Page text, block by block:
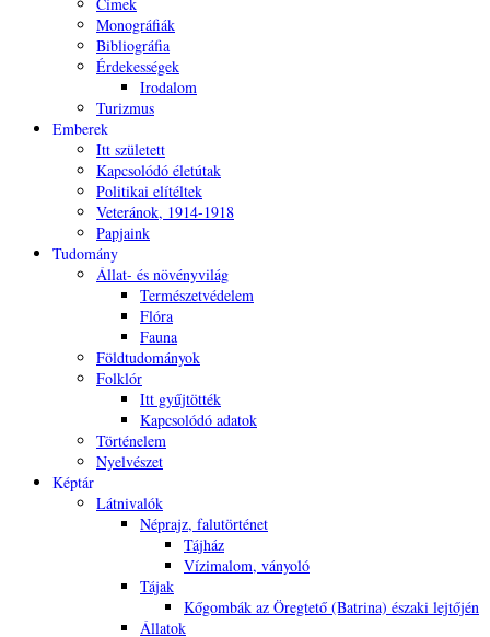
Monográfiák
Bibliográfia
Érdekességek
Irodalom
Turizmus
Emberek
Itt született
Kapcsolódó életútak
Politikai elítéltek
Veteránok, 1914-1918
Papjaink
Tudomány
Állat- és növényvilág
Természetvédelem
Flóra
Fauna
Földtudományok
Folklór
Itt gyűjtötték
Kapcsolódó adatok
Történelem
Nyelvészet
Képtár
Látnivalók
Néprajz, falutörténet
Tájház
Vízimalom, ványoló
Tájak
Kőgombák az Öregtető (Batrina) északi lejtőjén
Állatok